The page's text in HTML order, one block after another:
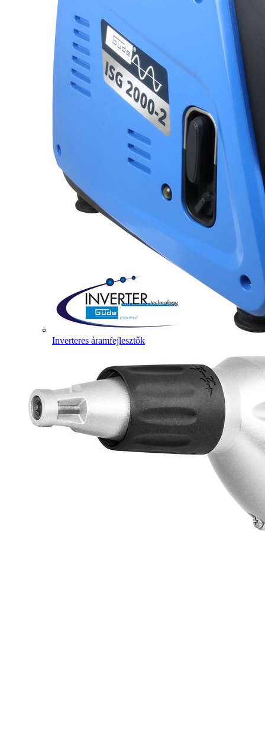
Inverteres áramfejlesztők